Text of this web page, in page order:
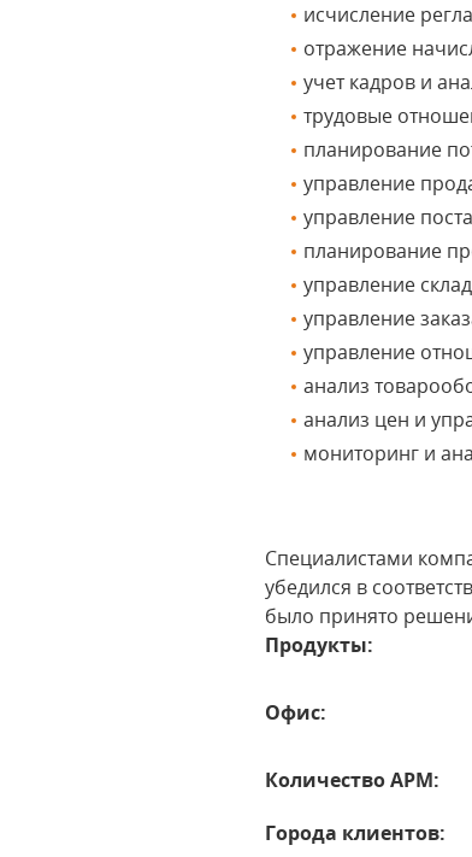
исчисление
отражение
учет кадров и
трудовые
планирование
управление
управление
планирование
управление
управление
управление
анализ
анализ цен и
мониторинг и
Специалистами
убедился в
было принято
Продукты:
Офис:
Количество АРМ:
Города клиентов: